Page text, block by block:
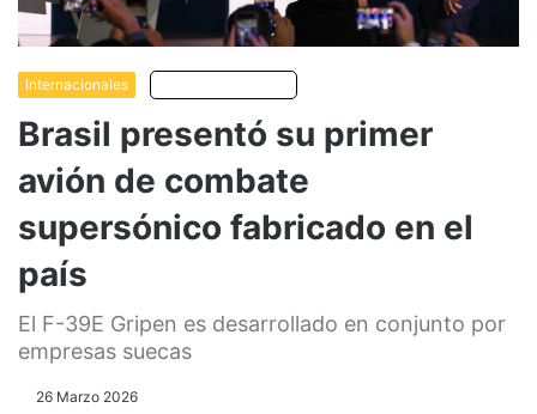
Internacionales
Brasil presentó su primer
avión de combate
supersónico fabricado en el
país
El F-39E Gripen es desarrollado en conjunto por
empresas suecas
26 Marzo 2026